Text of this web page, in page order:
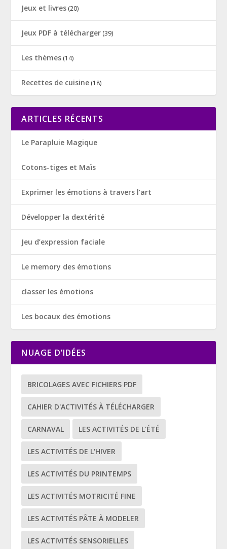
Jeux et livres (20)
Jeux PDF à télécharger (39)
Les thèmes (14)
Recettes de cuisine (18)
ARTICLES RÉCENTS
Le Parapluie Magique
Cotons-tiges et Maïs
Exprimer les émotions à travers l’art
Développer la dextérité
Jeu d’expression faciale
Le memory des émotions
classer les émotions
Les bocaux des émotions
NUAGE D’IDÉES
BRICOLAGES AVEC FICHIERS PDF
CAHIER D'ACTIVITÉS À TÉLÉCHARGER
CARNAVAL LES ACTIVITÉS DE L'ÉTÉ
LES ACTIVITÉS DE L'HIVER
LES ACTIVITÉS DU PRINTEMPS
LES ACTIVITÉS MOTRICITÉ FINE
LES ACTIVITÉS PÂTE À MODELER
LES ACTIVITÉS SENSORIELLES